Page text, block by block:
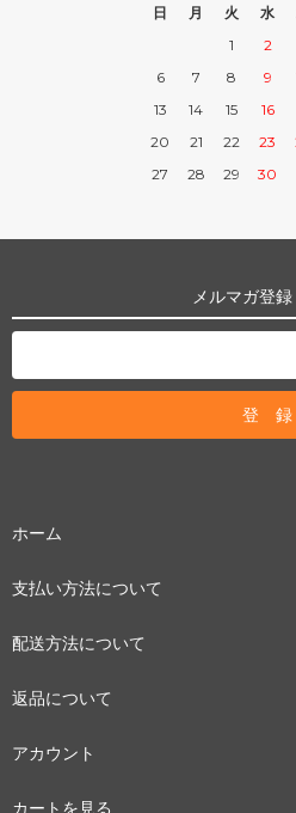
日
月 火 水
1
2
6
7 8 9
13
14 15 16
20
21 22 23
27
28 29 30
メルマガ登
ホーム
支払い方法について
配送方法について
返品について
アカウント
カートを見る